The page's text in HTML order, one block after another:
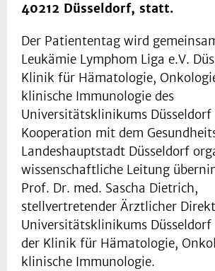
40212 Düsseldorf, statt.
Der Patiententag wird
Leukämie Lymphom Liga e.V.
Klinik für Hämatologie,
klinische Immunologie des
Universitätsklinikums Düsseldorf
Kooperation mit dem
Landeshauptstadt Düsseldorf
wissenschaftliche Leitung
Prof. Dr. med. Sascha Dietrich,
stellvertretender Ärztlicher
Universitätsklinikums
der Klinik für Hämatologie,
klinische Immunologie.